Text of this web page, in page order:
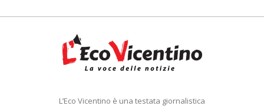
L’Eco Vicentino è una testata giornalistica